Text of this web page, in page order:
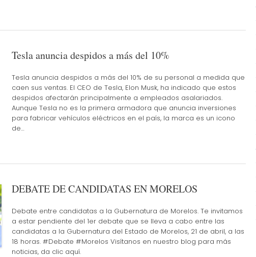
Tesla anuncia despidos a más del 10%
Tesla anuncia despidos a más del 10% de su personal a medida que
caen sus ventas. El CEO de Tesla, Elon Musk, ha indicado que estos
despidos afectarán principalmente a empleados asalariados.
Aunque Tesla no es la primera armadora que anuncia inversiones
para fabricar vehículos eléctricos en el país, la marca es un icono
de…
DEBATE DE CANDIDATAS EN MORELOS
Debate entre candidatas a la Gubernatura de Morelos. Te invitamos
a estar pendiente del 1er debate que se lleva a cabo entre las
candidatas a la Gubernatura del Estado de Morelos, 21 de abril, a las
18 horas. #Debate #Morelos Visítanos en nuestro blog para más
noticias, da clic aquí.